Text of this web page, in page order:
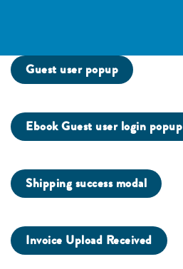
Guest user popup
Ebook Guest user login popup
Shipping success modal
Invoice Upload Received